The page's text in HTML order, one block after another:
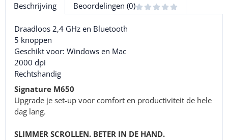
Beschrijving Beoordelingen (0)
Draadloos 2,4 GHz en Bluetooth
5 knoppen
Geschikt voor: Windows en Mac
2000 dpi
Rechtshandig
Signature M650
Upgrade je set-up voor comfort en productiviteit de hele
dag lang.
SLIMMER SCROLLEN. BETER IN DE HAND.